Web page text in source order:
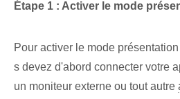
Étape 1 : Activer le mode
Pour activer le mode
s devez d'abord connecter votre
un moniteur externe ou tout autre